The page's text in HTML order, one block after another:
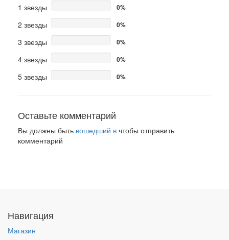
1 звезды
0%
2 звезды 0%
3 звезды 0%
4 звезды 0%
5 звезды 0%
Оставьте комментарий
Вы должны быть вошедший в чтобы отправить
комментарий
Навигация
Магазин